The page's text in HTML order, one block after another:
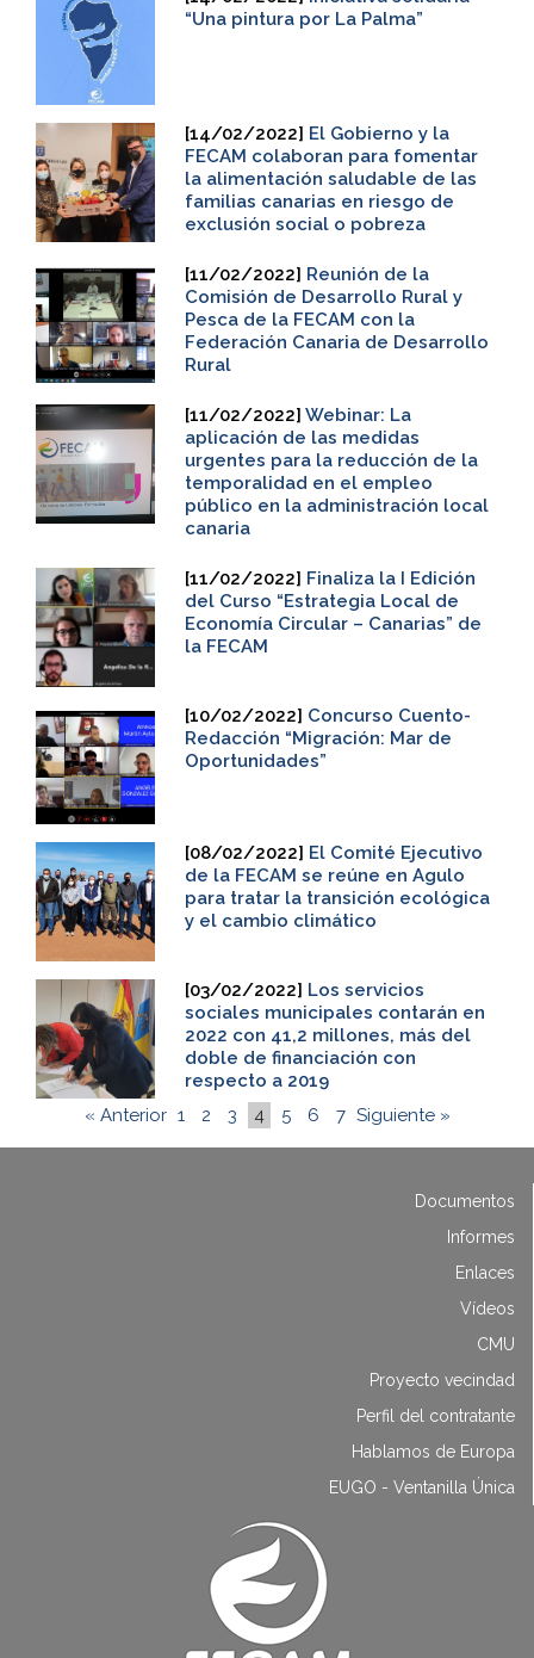
“Una pintura por La Palma”
[14/02/2022] El Gobierno y la
FECAM colaboran para fomentar
la alimentación saludable de las
familias canarias en riesgo de
exclusión social o pobreza
[11/02/2022] Reunión de la
Comisión de Desarrollo Rural y
Pesca de la FECAM con la
Federación Canaria de Desarrollo
Rural
[11/02/2022] Webinar: La
aplicación de las medidas
urgentes para la reducción de la
temporalidad en el empleo
público en la administración local
canaria
[11/02/2022] Finaliza la I Edición
del Curso “Estrategia Local de
Economía Circular – Canarias” de
la FECAM
[10/02/2022] Concurso Cuento-
Redacción “Migración: Mar de
Oportunidades”
[08/02/2022] El Comité Ejecutivo
de la FECAM se reúne en Agulo
para tratar la transición ecológica
y el cambio climático
[03/02/2022] Los servicios
sociales municipales contarán en
2022 con 41,2 millones, más del
doble de financiación con
respecto a 2019
« Anterior 1 2 3 4 5 6 7 Siguiente »
Documentos
Informes
Enlaces
Vídeos
CMU
Proyecto vecindad
Perfil del contratante
Hablamos de Europa
EUGO - Ventanilla Única